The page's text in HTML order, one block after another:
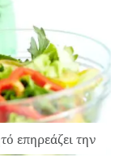
επηρεάζει την